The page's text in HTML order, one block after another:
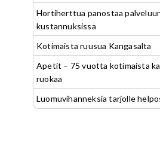
Hortiherttua panostaa
kustannuksissa
Kotimaista ruusua Kangasalta
Apetit – 75 vuotta kotimaista
ruokaa
Luomuvihanneksia tarjolle